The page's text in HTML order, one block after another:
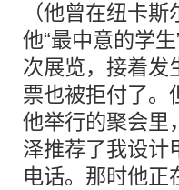
（他曾在纽卡
他“最中意的学
次展览，接着发
票也被拒付了。
他举行的聚会里
泽推荐了我设计
电话。那时他正